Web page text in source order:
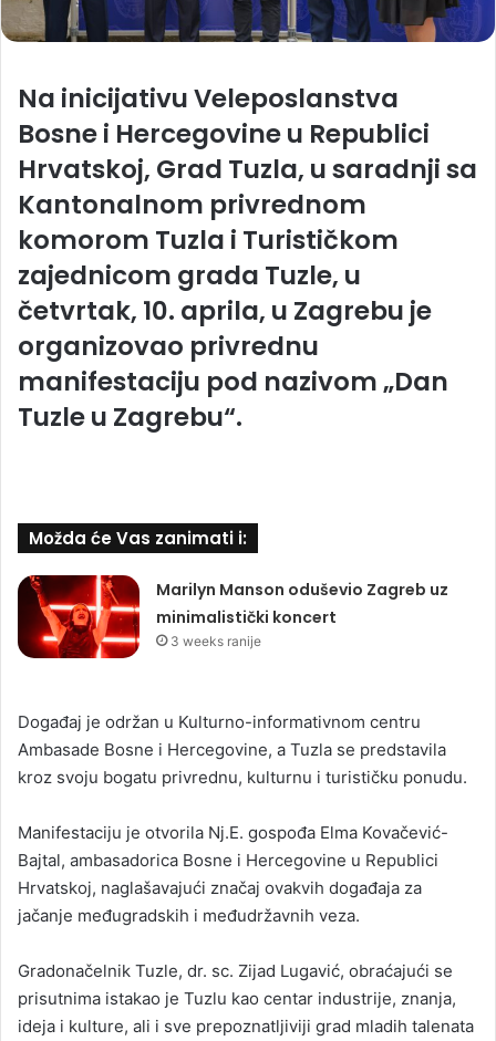
Na inicijativu Veleposlanstva
Bosne i Hercegovine u Republici
Hrvatskoj, Grad Tuzla, u saradnji sa
Kantonalnom privrednom
komorom Tuzla i Turističkom
zajednicom grada Tuzle, u
četvrtak, 10. aprila, u Zagrebu je
organizovao privrednu
manifestaciju pod nazivom „Dan
Tuzle u Zagrebu“.
Možda će Vas zanimati i:
Marilyn Manson oduševio Zagreb uz
minimalistički koncert
3 weeks ranije
Događaj je održan u Kulturno-informativnom centru
Ambasade Bosne i Hercegovine, a Tuzla se predstavila
kroz svoju bogatu privrednu, kulturnu i turističku ponudu.
Manifestaciju je otvorila Nj.E. gospođa Elma Kovačević-
Bajtal, ambasadorica Bosne i Hercegovine u Republici
Hrvatskoj, naglašavajući značaj ovakvih događaja za
jačanje međugradskih i međudržavnih veza.
Gradonačelnik Tuzle, dr. sc. Zijad Lugavić, obraćajući se
prisutnima istakao je Tuzlu kao centar industrije, znanja,
ideja i kulture, ali i sve prepoznatljiviji grad mladih talenata